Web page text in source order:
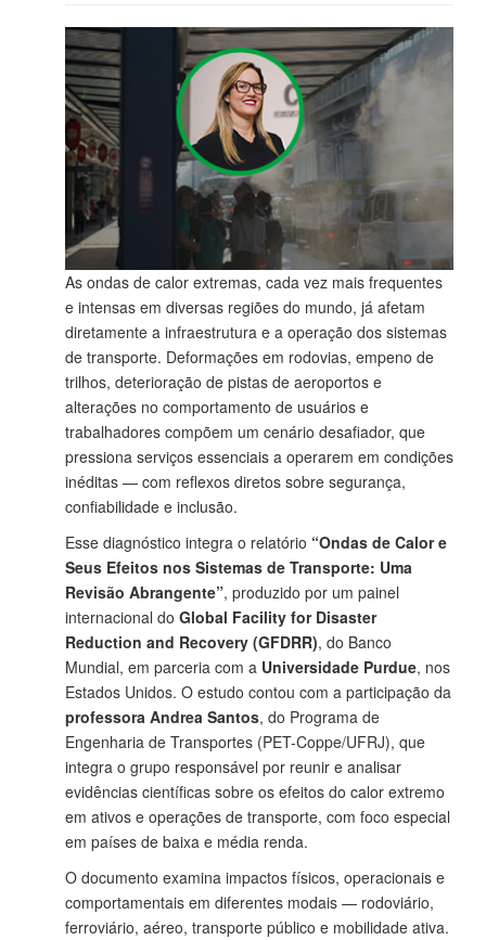
As ondas de calor extremas, cada vez mais frequentes
e intensas em diversas regiões do mundo, já afetam
diretamente a infraestrutura e a operação dos sistemas
de transporte. Deformações em rodovias, empeno de
trilhos, deterioração de pistas de aeroportos e
alterações no comportamento de usuários e
trabalhadores compõem um cenário desafiador, que
pressiona serviços essenciais a operarem em condições
inéditas — com reflexos diretos sobre segurança,
confiabilidade e inclusão.
Esse diagnóstico integra o relatório “Ondas de Calor e
Seus Efeitos nos Sistemas de Transporte: Uma
Revisão Abrangente”, produzido por um painel
internacional do Global Facility for Disaster
Reduction and Recovery (GFDRR), do Banco
Mundial, em parceria com a Universidade Purdue, nos
Estados Unidos. O estudo contou com a participação da
professora Andrea Santos, do Programa de
Engenharia de Transportes (PET-Coppe/UFRJ), que
integra o grupo responsável por reunir e analisar
evidências científicas sobre os efeitos do calor extremo
em ativos e operações de transporte, com foco especial
em países de baixa e média renda.
O documento examina impactos físicos, operacionais e
comportamentais em diferentes modais — rodoviário,
ferroviário, aéreo, transporte público e mobilidade ativa.